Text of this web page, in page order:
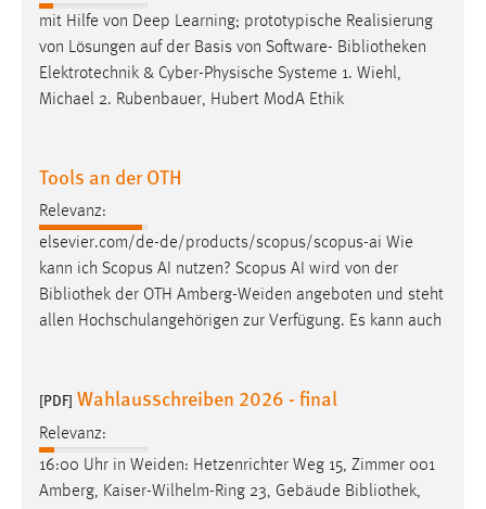
mit Hilfe von Deep Learning; prototypische Realisierung
von Lösungen auf der Basis von Software- Bibliotheken
Elektrotechnik & Cyber-Physische Systeme 1. Wiehl,
Michael 2. Rubenbauer, Hubert ModA Ethik
Tools an der OTH
Relevanz:
elsevier.com/de-de/products/scopus/scopus-ai Wie
kann ich Scopus AI nutzen? Scopus AI wird von der
Bibliothek der OTH Amberg-Weiden angeboten und steht
allen Hochschulangehörigen zur Verfügung. Es kann auch
[PDF] Wahlausschreiben 2026 - final
Relevanz:
16:00 Uhr in Weiden: Hetzenrichter Weg 15, Zimmer 001
Amberg, Kaiser-Wilhelm-Ring 23, Gebäude Bibliothek,
Name:
staticfilecache
Zweck:
Für performante Seitenauslieferung wird in diesem Cookie
Sprachpräferenz
Name:
site-language-preference
Zweck:
Das Cookie speichert die gewählte Sprache der Website.
Name: